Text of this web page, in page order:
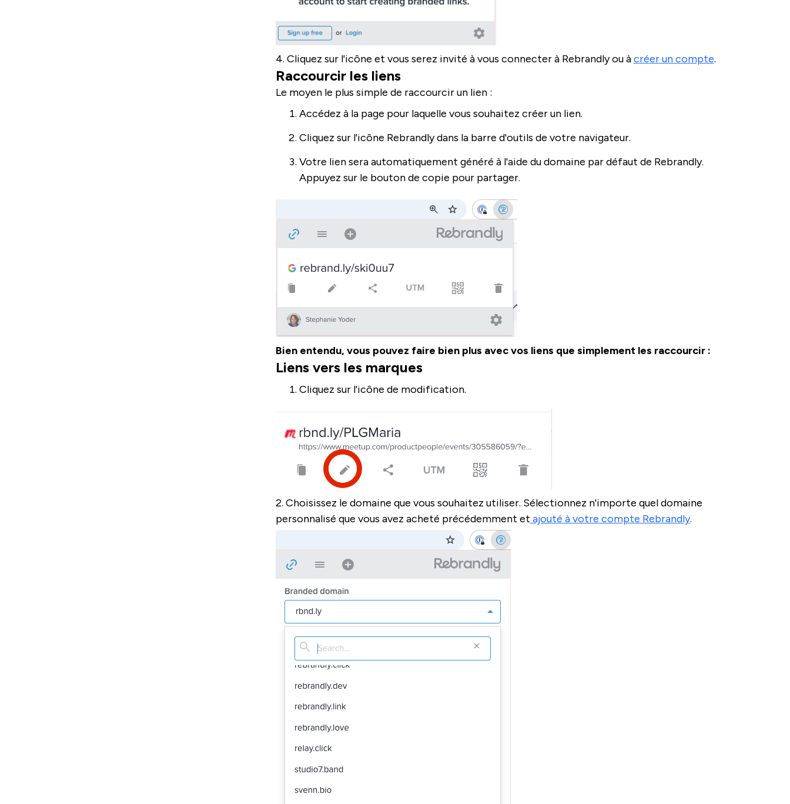
4. Cliquez sur l'icône et vous serez invité à vous connecter à Rebrandly ou àcréer un compte.
Raccourcir les liens
Le moyen le plus simple de raccourcir un lien :
Accédez à la page pour laquelle vous souhaitez créer un lien.
Cliquez sur l'icône Rebrandly dans la barre d'outils de votre navigateur.
Votre lien sera automatiquement généré à l'aide du domaine par défaut de Rebrandly.
Appuyez sur le bouton de copie pour partager.
Bien entendu, vous pouvez faire bien plus avec vos liens que simplement les raccourcir :
Liens vers les marques
Cliquez sur l'icône de modification.
2. Choisissez le domaine que vous souhaitez utiliser. Sélectionnez n'importe quel domaine
personnalisé que vous avez acheté précédemment et ajouté à votre compte Rebrandly.